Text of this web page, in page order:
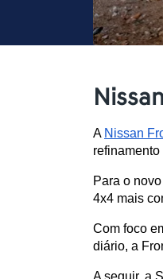
A Nissan
refinamento
Para o
4x4 mais
Com foco
diário, a
A seguir, a